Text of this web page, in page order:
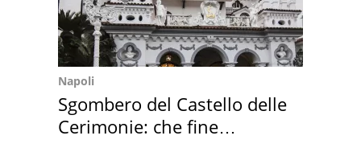
Napoli
Sgombero del Castello delle
Cerimonie: che fine